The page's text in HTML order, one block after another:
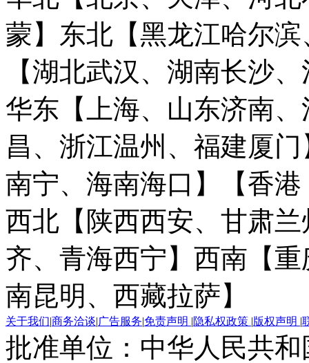
蒙】 东北【黑龙江哈尔
【湖北武汉、湖南长沙
华东【上海、山东济南
昌、浙江温州、福建厦门
南宁、海南海口】
【香
西北【陕西西安、甘肃
齐、青海西宁】 西南【
南昆明、西藏拉萨】
关于我们|商务洽谈|广告服务|免责声明 |隐私权政策 |版权声明 |
批准单位：中华人民共